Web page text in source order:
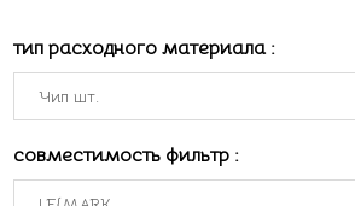
тип расходного материала :
совместимость фильтр :